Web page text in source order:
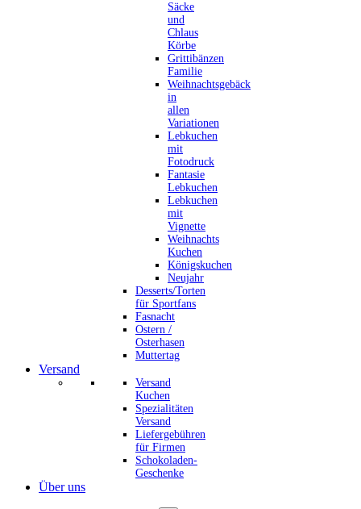
Säcke
und
Chlaus
Körbe
Grittibänzen
Familie
Weihnachtsgebäck
in
allen
Variationen
Lebkuchen
mit
Fotodruck
Fantasie
Lebkuchen
Lebkuchen
mit
Vignette
Weihnachts
Kuchen
Königskuchen
Neujahr
Desserts/Torten
für Sportfans
Fasnacht
Ostern /
Osterhasen
Muttertag
Versand
Versand
Kuchen
Spezialitäten
Versand
Liefergebühren
für Firmen
Schokoladen-
Geschenke
Über uns